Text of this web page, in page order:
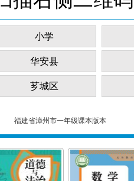
小学
华安县
芗城区
福建省漳州市一年级课本版本